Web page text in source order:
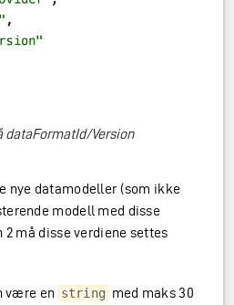
dataFormatId/Version
nye datamodeller (som ikke
modell med disse
må disse verdiene settes
være en string med maks 30